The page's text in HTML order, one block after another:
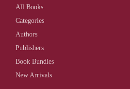
All Books
Categories
Authors
Publishers
Book Bundles
New Arrivals